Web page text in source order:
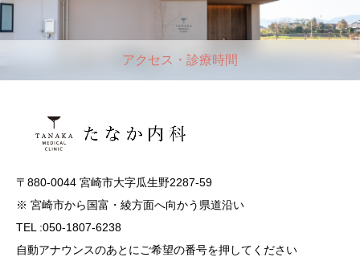
アクセス・診療時間
〒880-0044 宮崎市大字瓜生野2287-59
※ 宮崎市から国富・綾方面へ向かう県道沿い
TEL :050-1807-6238
自動アナウンスのあとにご希望の番号を押してください